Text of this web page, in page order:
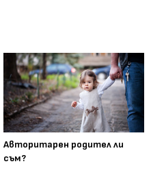
Авторитарен родител ли
съм?